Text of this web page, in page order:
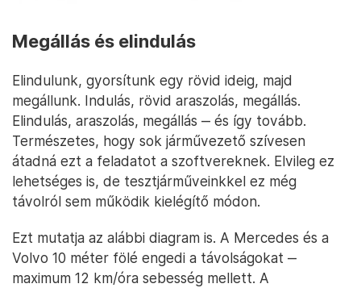
Megállás és elindulás
Elindulunk, gyorsítunk egy rövid ideig, majd
megállunk. Indulás, rövid araszolás, megállás.
Elindulás, araszolás, megállás ‒ és így tovább.
Természetes, hogy sok járművezető szívesen
átadná ezt a feladatot a szoftvereknek. Elvileg ez
lehetséges is, de tesztjárműveinkkel ez még
távolról sem működik kielégítő módon.
Ezt mutatja az alábbi diagram is. A Mercedes és a
Volvo 10 méter fölé engedi a távolságokat ‒
maximum 12 km/óra sebesség mellett. A